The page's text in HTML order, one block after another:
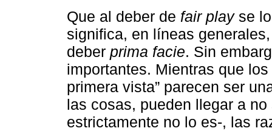
Que al deber de fair playse lo
significa, en líneas
deber prima facie. Sin
importantes. Mientras que
primera vista” parecen ser
las cosas, pueden llegar a
estrictamente no lo es-, las